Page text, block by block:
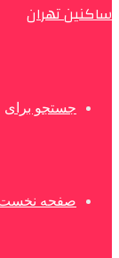
ساکنین تهران
جستجو برای
صفحه